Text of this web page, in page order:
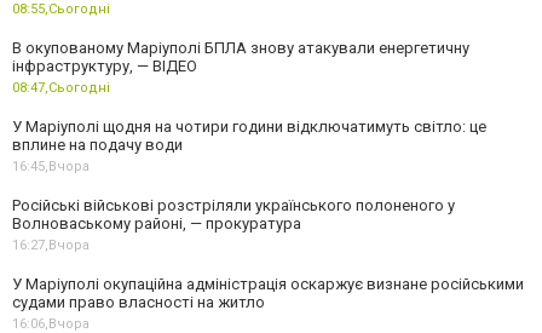
08:55,Сьогодні
В окупованому Маріуполі БПЛА знову атакували енергетичну
інфраструктуру, — ВІДЕО
08:47,Сьогодні
У Маріуполі щодня на чотири години відключатимуть світло: це
вплине на подачу води
16:45,Вчора
Російські військові розстріляли українського полоненого у
Волноваському районі, — прокуратура
16:27,Вчора
У Маріуполі окупаційна адміністрація оскаржує визнане російськими
судами право власності на житло
16:06,Вчора